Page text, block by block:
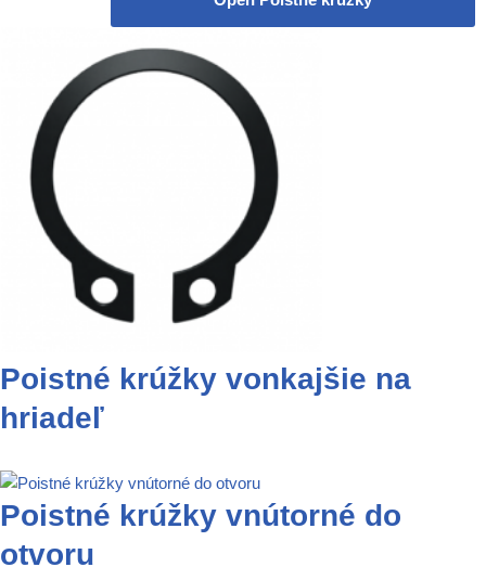
Poistné krúžky vonkajšie na
hriadeľ
Poistné krúžky vnútorné do
otvoru